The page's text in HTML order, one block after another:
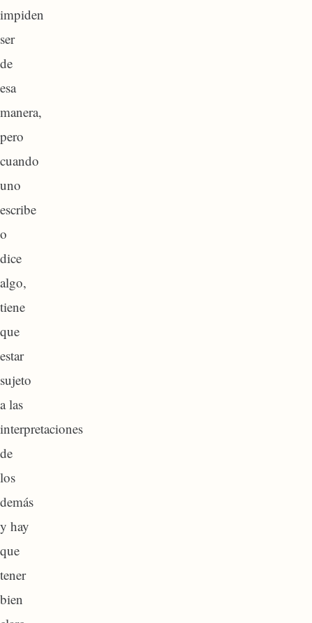
impiden
ser
de
esa
manera,
pero
cuando
uno
escribe
o
dice
algo,
tiene
que
estar
sujeto
a las
interpretaciones
de
los
demás
y hay
que
tener
bien